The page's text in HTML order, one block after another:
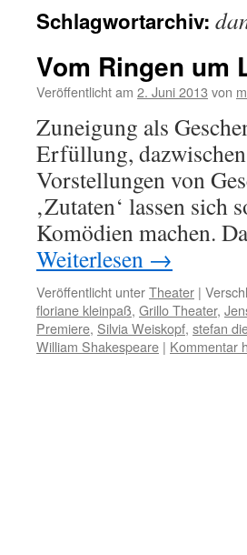
Schlagwortarchiv:
Vom Ringen um
Veröffentlicht am 2. Juni 2013 von
Zuneigung als
Erfüllung,
Vorstellungen von
‚Zutaten‘ lassen sich
Komödien machen.
Weiterlesen →
Veröffentlicht unterTheater |
floriane kleinpaß, Grillo Theater,
Premiere, Silvia Weiskopf, stefan
William Shakespeare | Kommentar